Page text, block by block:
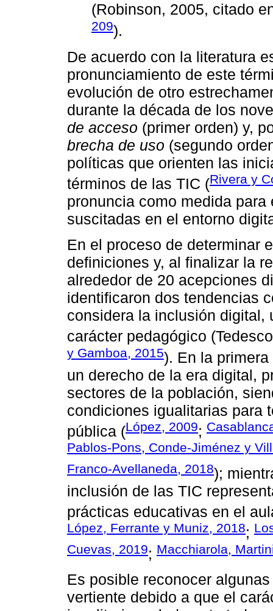
(Robinson, 2005, citado
209).
De acuerdo con la literatura
pronunciamiento de este
evolución de otro
durante la década de los
de acceso (primer orden) y,
brecha de uso (segundo
políticas que orienten las
términos de las TIC (Rivera y
pronuncia como medida
suscitadas en el entorno
En el proceso de determinar
definiciones y, al finalizar la
alrededor de 20 acepciones
identificaron dos tendencias
considera la inclusión digital,
carácter pedagógico
y Gamboa, 2015). En la
un derecho de la era digital,
sectores de la población,
condiciones igualitarias para
pública (López, 2009;
Pablos-Pons, Conde-Jiménez y
Franco-Avellaneda, 2018);
inclusión de las TIC
prácticas educativas en el
López, Ferrante y Muniz, 2018;
Cuevas, 2019; Macchiarola,
Es posible reconocer
vertiente debido a que el